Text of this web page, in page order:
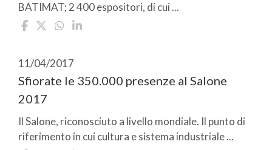
BATIMAT; 2 400 espositori, di cui ...
11/04/2017
Sfiorate le 350.000 presenze al Salone
2017
Il Salone, riconosciuto a livello mondiale. Il punto di
riferimento in cui cultura e sistema industriale ...